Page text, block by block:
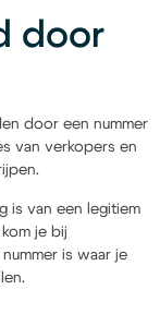
door
door een nummer
van verkopers en
is van een legitiem
je bij
is waar je